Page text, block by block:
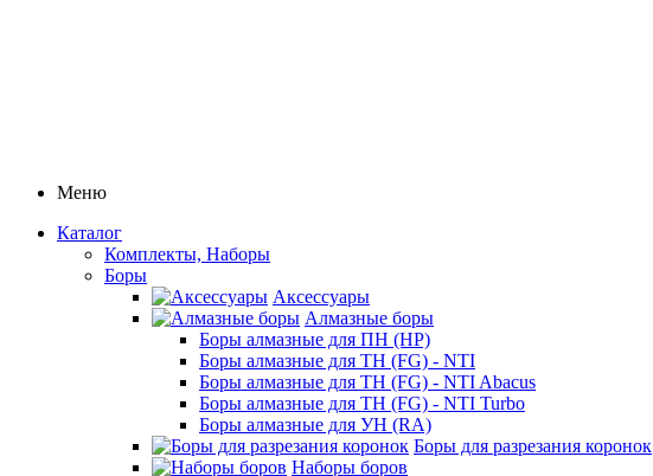
Меню
Каталог
Комплекты, Наборы
Боры
Аксессуары
Алмазные боры
Боры алмазные для ПН (HP)
Боры алмазные для ТН (FG) - NTI
Боры алмазные для ТН (FG) - NTI Abacus
Боры алмазные для ТН (FG) - NTI Turbo
Боры алмазные для УН (RA)
Боры для разрезания коронок
Наборы боров